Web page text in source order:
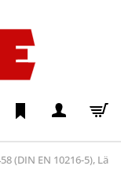
(DIN EN 10216-5),